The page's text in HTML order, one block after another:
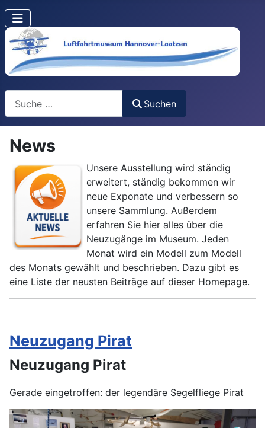
Suchen
News
Unsere Ausstellung wird ständig
erweitert, ständig bekommen wir
neue Exponate und verbessern so
unsere Sammlung. Außerdem
erfahren Sie hier alles über die
Neuzugänge im Museum. Jeden
Monat wird ein Modell zum Modell
des Monats gewählt und beschrieben. Dazu gibt es
eine Liste der neusten Beiträge auf dieser Homepage.
Neuzugang Pirat
Neuzugang Pirat
Gerade eingetroffen: der legendäre Segelfliege Pirat